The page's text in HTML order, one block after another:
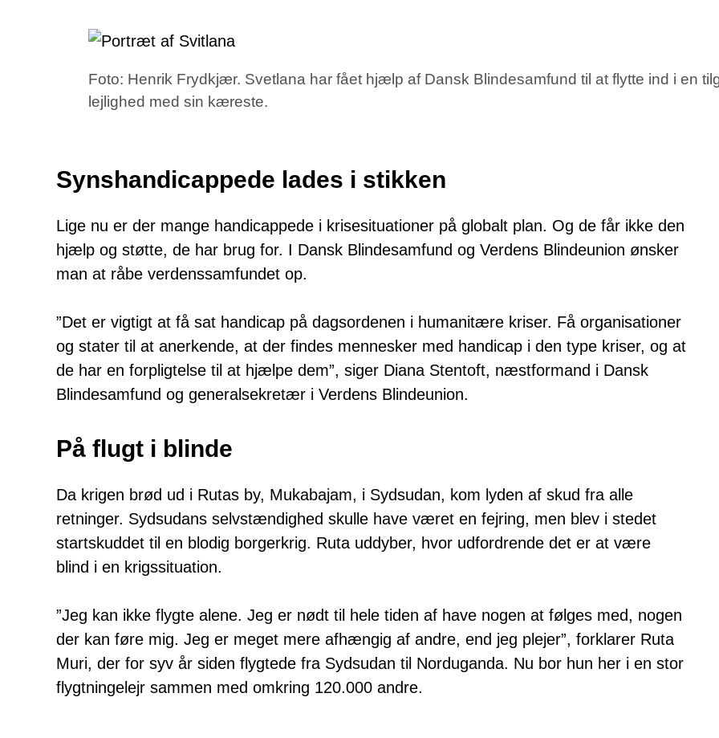
Foto: Henrik Frydkjær. Svetlana har fået hjælp af Dansk Blindesamfund til at flytte ind i en
lejlighed med sin kæreste.
Synshandicappede lades i stikken
Lige nu er der mange handicappede i krisesituationer på globalt plan. Og de får ikke den
hjælp og støtte, de har brug for. I Dansk Blindesamfund og Verdens Blindeunion ønsker
man at råbe verdenssamfundet op.
”Det er vigtigt at få sat handicap på dagsordenen i humanitære kriser. Få organisationer
og stater til at anerkende, at der findes mennesker med handicap i den type kriser, og at
de har en forpligtelse til at hjælpe dem”, siger Diana Stentoft, næstformand i Dansk
Blindesamfund og generalsekretær i Verdens Blindeunion.
På flugt i blinde
Da krigen brød ud i Rutas by, Mukabajam, i Sydsudan, kom lyden af skud fra alle
retninger. Sydsudans selvstændighed skulle have været en fejring, men blev i stedet
startskuddet til en blodig borgerkrig. Ruta uddyber, hvor udfordrende det er at være
blind i en krigssituation.
”Jeg kan ikke flygte alene. Jeg er nødt til hele tiden af have nogen at følges med, nogen
der kan føre mig. Jeg er meget mere afhængig af andre, end jeg plejer”, forklarer Ruta
Muri, der for syv år siden flygtede fra Sydsudan til Norduganda. Nu bor hun her i en stor
flygtningelejr sammen med omkring 120.000 andre.